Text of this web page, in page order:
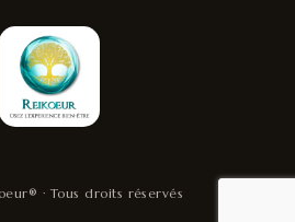
· Tous droits réservés